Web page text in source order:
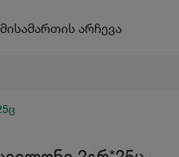
მისამართის არჩევა